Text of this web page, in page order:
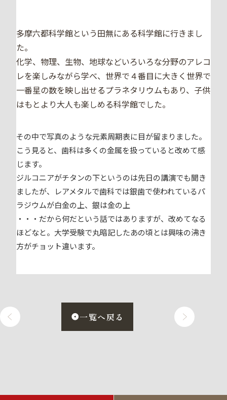
多摩六都科学館という田無にある科学館に行きまし
た。
化学、物理、生物、地球などいろいろな分野のアレコ
レを楽しみながら学べ、世界で４番目に大きく世界で
一番星の数を映し出せるプラネタリウムもあり、子供
はもとより大人も楽しめる科学館でした。
その中で写真のような元素周期表に目が留まりました。
こう見ると、歯科は多くの金属を扱っていると改めて感
じます。
ジルコニアがチタンの下というのは先日の講演でも聞き
ましたが、レアメタルで歯科では銀歯で使われているパ
ラジウムが白金の上、銀は金の上
・・・だから何だという話ではありますが、改めてなる
ほどなと。大学受験で丸暗記したあの頃とは興味の沸き
方がチョット違います。
一覧へ戻る